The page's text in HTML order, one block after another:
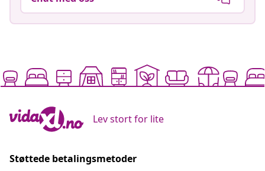
Lev stort for lite
Støttede betalingsmetoder